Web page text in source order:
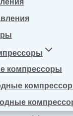
компрессоры